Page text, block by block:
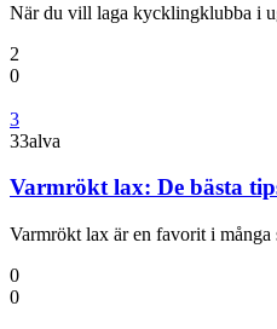
När du vill laga kycklingklubba i
2
0
3
33alva
Varmrökt lax: De bästa
Varmrökt lax är en favorit i
0
0